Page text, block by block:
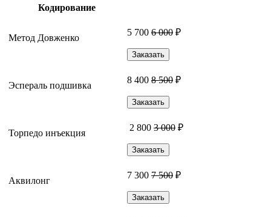
Кодирование
Метод Довженко
5 700 6 000 ₽
Заказать
Эспераль подшивка
8 400 8 500 ₽
Заказать
Торпедо инъекция
2 800 3 000 ₽
Заказать
Аквилонг
7 300 7 500 ₽
Заказать